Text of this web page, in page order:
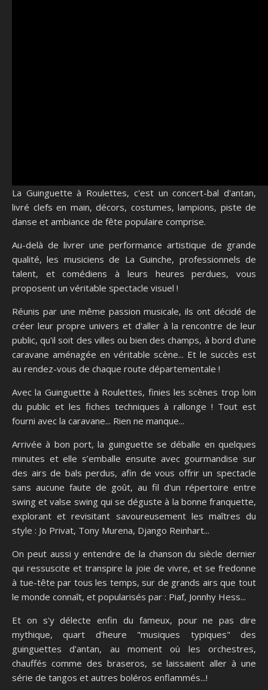
La Guinguette à Roulettes, c'est un concert-bal d'antan,
livré clefs en main, décors, costumes, lampions, piste de
danse et ambiance de fête populaire comprise.
Au-delà de livrer une performance artistique de grande
qualité, les musiciens de La Guinche, professionnels de
talent, et comédiens à leurs heures perdues, vous
proposent un véritable spectacle visuel !
Réunis par une même passion musicale, ils ont décidé de
créer leur propre univers et d'aller à la rencontre de leur
public, qu'il soit des villes ou bien des champs, à bord d'une
caravane aménagée en véritable scène... Et le succès est
au rendez-vous de chaque route départementale !
Avec la Guinguette à Roulettes, finies les scènes trop loin
du public et les fiches techniques à rallonge ! Tout est
fourni avec la caravane... Rien ne manque...
Arrivée à bon port, la guinguette se déballe en quelques
minutes et elle s’emballe ensuite avec gourmandise sur
des airs de bals perdus, afin de vous offrir un spectacle
sans aucune faute de goût, au fil d'un répertoire entre
swing et valse swing qui se déguste à la bonne franquette,
explorant et revisitant savoureusement les maîtres du
style : Jo Privat, Tony Murena, Django Reinhart...
On peut aussi y entendre de la chanson du siècle dernier
qui ressuscite et transpire la joie de vivre, et se fredonne
à tue-tête par tous les temps, sur de grands airs que tout
le monde connaît, et popularisés par : Piaf, Jonnhy Hess...
Et on s'y délecte enfin du fameux, pour ne pas dire
mythique, quart d'heure "musiques typiques" des
guinguettes d'antan, au moment où les orchestres,
chauffés comme des braseros, se laissaient aller à une
série de tangos et autres boléros enflammés...!